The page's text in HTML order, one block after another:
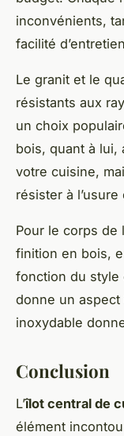
inconvénients,
facilité
Le granit et le
résistants aux
un choix
bois, quant à lui,
votre cuisine,
résister à
Pour le corps de
finition en bois,
fonction du style
donne un aspect
inoxydable
Conclusion
L’îlot central de
élément